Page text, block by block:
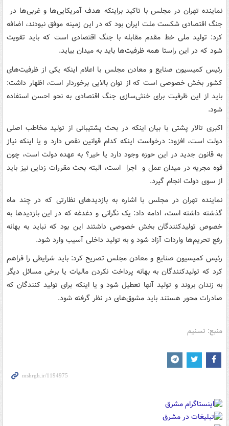
نماینده تهران در مجلس با تاکید براینکه هدف آمریکایی‌ها و غربی‌ها در
جنگ اقتصادی شکست ملت ایران بود که در این زمینه موفق نبودند، اضافه
کرد: تولید ملی خط مقدم مقابله با جنگ اقتصادی است که باید تقویت
شود که در این راستا همه ظرفیت‌ها باید به میدان بیاید.
رئیس کمیسیون صنایع و معادن مجلس با اعلام اینکه یکی از ظرفیت‌های
کشور بخش خصوصی است که از توان بالایی برخوردار است، اظهار داشت:
باید از این ظرفیت برای خنثی‌سازی جنگ اقتصادی به نحو احسن استفاده
شود.
اکبری تالار پشتی با بیان اینکه در بحث پشتیبانی از تولید مخاطب اصلی
دولت است، افزود: درخواست اینکه کدام قوانین نقص دارد و یا اینکه نیاز
به قانون جدید در این حوزه وجود دارد یا خیر؟ به عهده دولت است، چون
قوه مجریه در میدان عمل و اجرا است، البته بحث مقررات زدایی نیز باید
از سوی دولت انجام گیرد.
نماینده تهران در مجلس با اشاره به بازدیدهای نظارتی که در چند ماه
گذشته داشته است، ادامه داد: یک نگرانی و دغدغه که در این بازدیدها به
خصوص تولیدکنندگان بخش خصوصی داشتند این بود که نباید به بهانه
رفع تحریم‌ها واردات آزاد شود و به تولید داخلی آسیب وارد شود.
رئیس کمیسیون صنایع و معادن مجلس تصریح کرد: باید شرایطی را فراهم
کرد که تولیدکنندگان به بهانه پرداخت نکردن مالیات یا برخی مسائل دیگر
به زندان بروند و تولید آنها تعطیل شود و یا اینکه برای تولید کنندگان که
صادرات محور هستند باید مشوق‌های در نظر گرفته شود.
منبع: تسنیم